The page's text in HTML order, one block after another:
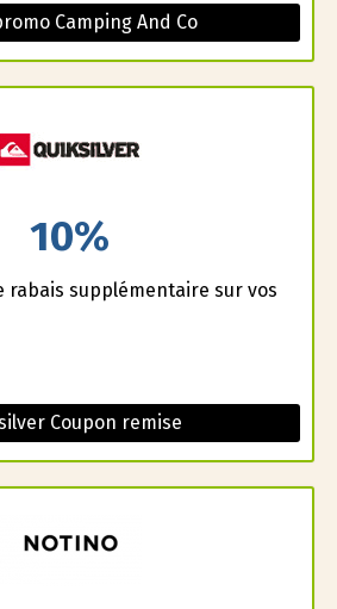
Camping And Co
10%
rabais supplémentaire sur vos
Coupon remise